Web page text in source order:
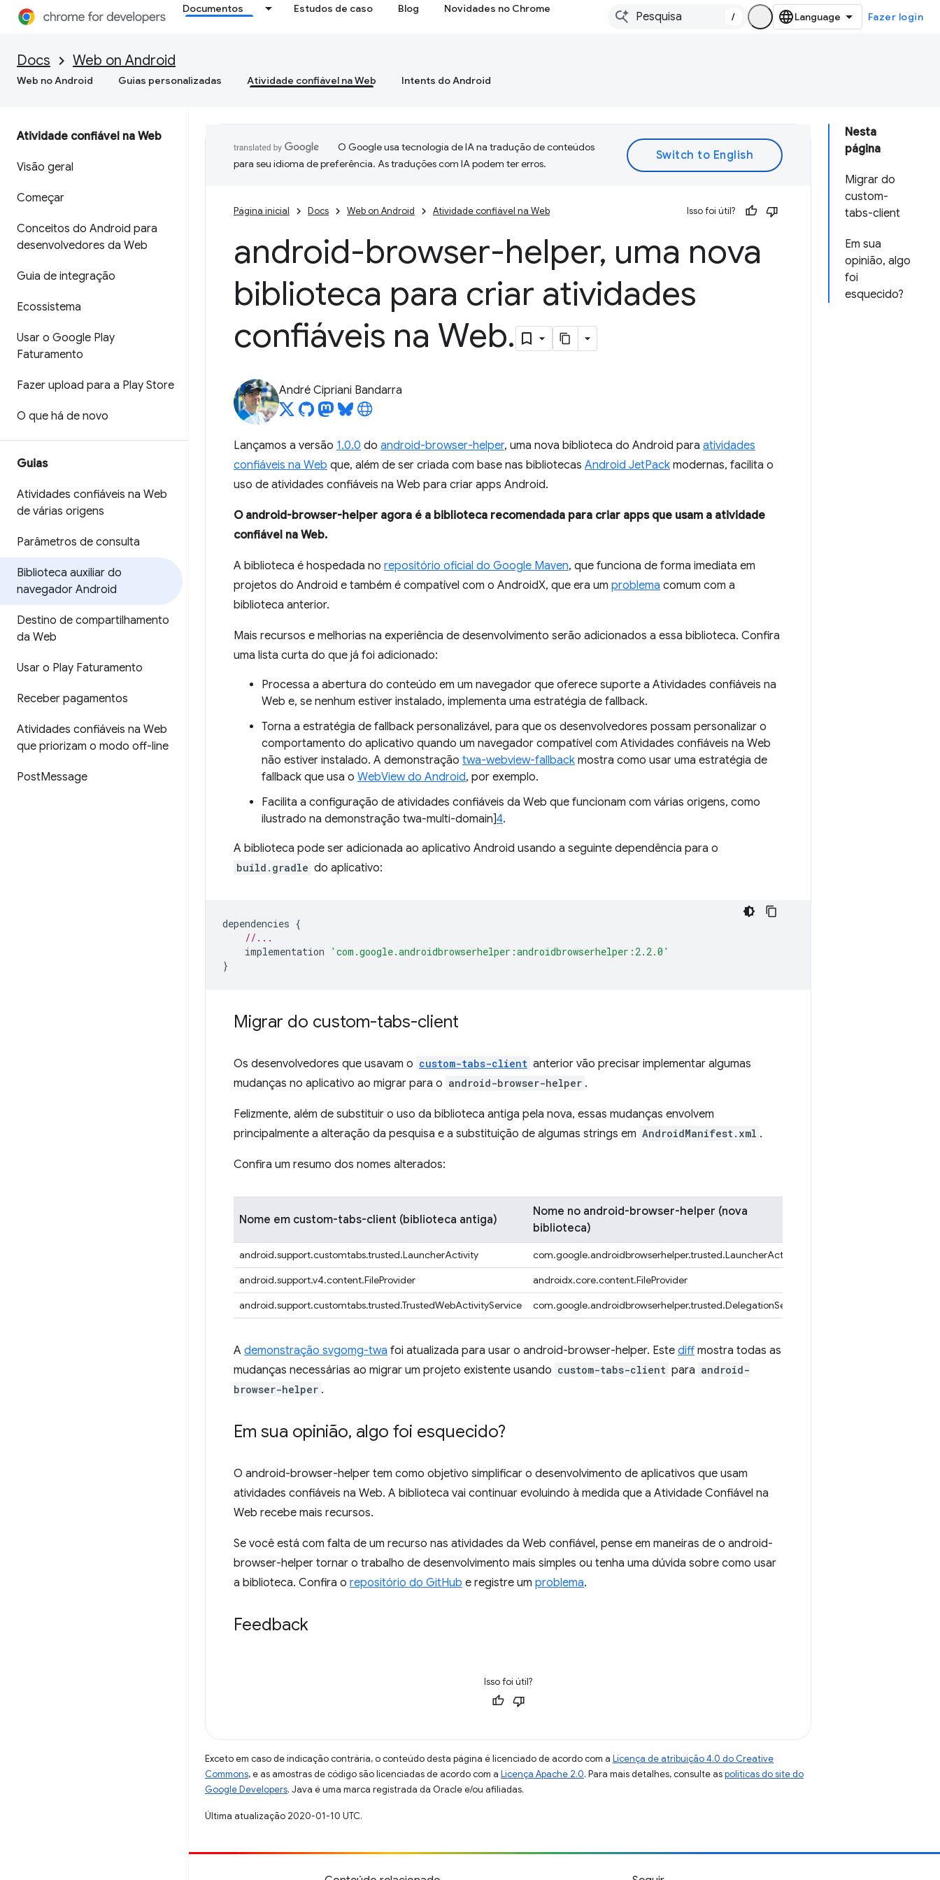
Documentos Estudos de caso Blog Novidades no Chrome
/ Fazer login
Docs Web on Android
Web no Android Guias personalizadas Atividade confiável na Web Intents do Android
Atividade confiável na Web
Visão geral
Começar
Conceitos do Android para
desenvolvedores da Web
Guia de integração
Ecossistema
Usar o Google Play
Faturamento
Fazer upload para a Play Store
O que há de novo
Guias
Atividades confiáveis na Web
de várias origens
Parâmetros de consulta
Biblioteca auxiliar do
navegador Android
Destino de compartilhamento
da Web
Usar o Play Faturamento
Receber pagamentos
Atividades confiáveis na Web
que priorizam o modo off-line
PostMessage
Nesta
página
Migrar do
custom-
tabs-client
Em sua
opinião, algo
foi
esquecido?
O Google usa tecnologia de IA na tradução de conteúdos
para seu idioma de preferência. As traduções com IA podem ter erros.
Página inicial Docs Web on Android Atividade confiável na Web Isso foi útil?
android-browser-helper, uma nova
biblioteca para criar atividades
confiáveis na Web.
André Cipriani Bandarra
Lançamos a versão 1.0.0 do android-browser-helper, uma nova biblioteca do Android para atividades
confiáveis na Web que, além de ser criada com base nas bibliotecas Android JetPack modernas, facilita o
uso de atividades confiáveis na Web para criar apps Android.
O android-browser-helper agora é a biblioteca recomendada para criar apps que usam a atividade
confiável na Web.
A biblioteca é hospedada no repositório oficial do Google Maven, que funciona de forma imediata em
projetos do Android e também é compatível com o AndroidX, que era um problema comum com a
biblioteca anterior.
Mais recursos e melhorias na experiência de desenvolvimento serão adicionados a essa biblioteca. Confira
uma lista curta do que já foi adicionado:
Processa a abertura do conteúdo em um navegador que oferece suporte a Atividades confiáveis na
Web e, se nenhum estiver instalado, implementa uma estratégia de fallback.
Torna a estratégia de fallback personalizável, para que os desenvolvedores possam personalizar o
comportamento do aplicativo quando um navegador compatível com Atividades confiáveis na Web
não estiver instalado. A demonstração twa-webview-fallback mostra como usar uma estratégia de
fallback que usa o WebView do Android, por exemplo.
Facilita a configuração de atividades confiáveis da Web que funcionam com várias origens, como
ilustrado na demonstração twa-multi-domain]4.
A biblioteca pode ser adicionada ao aplicativo Android usando a seguinte dependência para o
build.gradle do aplicativo:
dependencies {
//...
implementation
'com.google.androidbrowserhelper:androidbrowserhelper:2.2.0'
}
Migrar do custom-tabs-client
Os desenvolvedores que usavam o custom-tabs-client anterior vão precisar implementar algumas
mudanças no aplicativo ao migrar para o android-browser-helper .
Felizmente, além de substituir o uso da biblioteca antiga pela nova, essas mudanças envolvem
principalmente a alteração da pesquisa e a substituição de algumas strings em AndroidManifest.xml .
Confira um resumo dos nomes alterados:
Nome em custom-tabs-client (biblioteca antiga)
Nome no android-browser-helper (nova
biblioteca)
android.support.customtabs.trusted.LauncherActivity
com.google.androidbrowserhelper.trusted.LauncherActivity
android.support.v4.content.FileProvider
androidx.core.content.FileProvider
android.support.customtabs.trusted.TrustedWebActivityService
com.google.androidbrowserhelper.trusted.DelegationService
A demonstração svgomg-twa foi atualizada para usar o android-browser-helper. Este diff mostra todas as
mudanças necessárias ao migrar um projeto existente usando custom-tabs-client para android-
browser-helper .
Em sua opinião, algo foi esquecido?
O android-browser-helper tem como objetivo simplificar o desenvolvimento de aplicativos que usam
atividades confiáveis na Web. A biblioteca vai continuar evoluindo à medida que a Atividade Confiável na
Web recebe mais recursos.
Se você está com falta de um recurso nas atividades da Web confiável, pense em maneiras de o android-
browser-helper tornar o trabalho de desenvolvimento mais simples ou tenha uma dúvida sobre como usar
a biblioteca. Confira o repositório do GitHub e registre um problema.
Feedback
Isso foi útil?
Exceto em caso de indicação contrária, o conteúdo desta página é licenciado de acordo com a Licença de atribuição 4.0 do Creative
Commons, e as amostras de código são licenciadas de acordo com a Licença Apache 2.0. Para mais detalhes, consulte aspolíticas do site do
Google Developers. Java é uma marca registrada da Oracle e/ou afiliadas.
Última atualização 2020-01-10 UTC.